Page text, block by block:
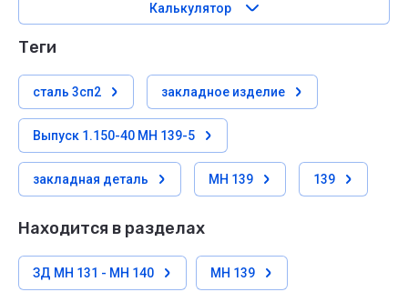
Калькулятор
теги
сталь 3сп2 закладное изделие
Выпуск 1.150-40 МН 139-5
закладная деталь МН 139 139
Находится в разделах
ЗД МН 131 - МН 140 МН 139